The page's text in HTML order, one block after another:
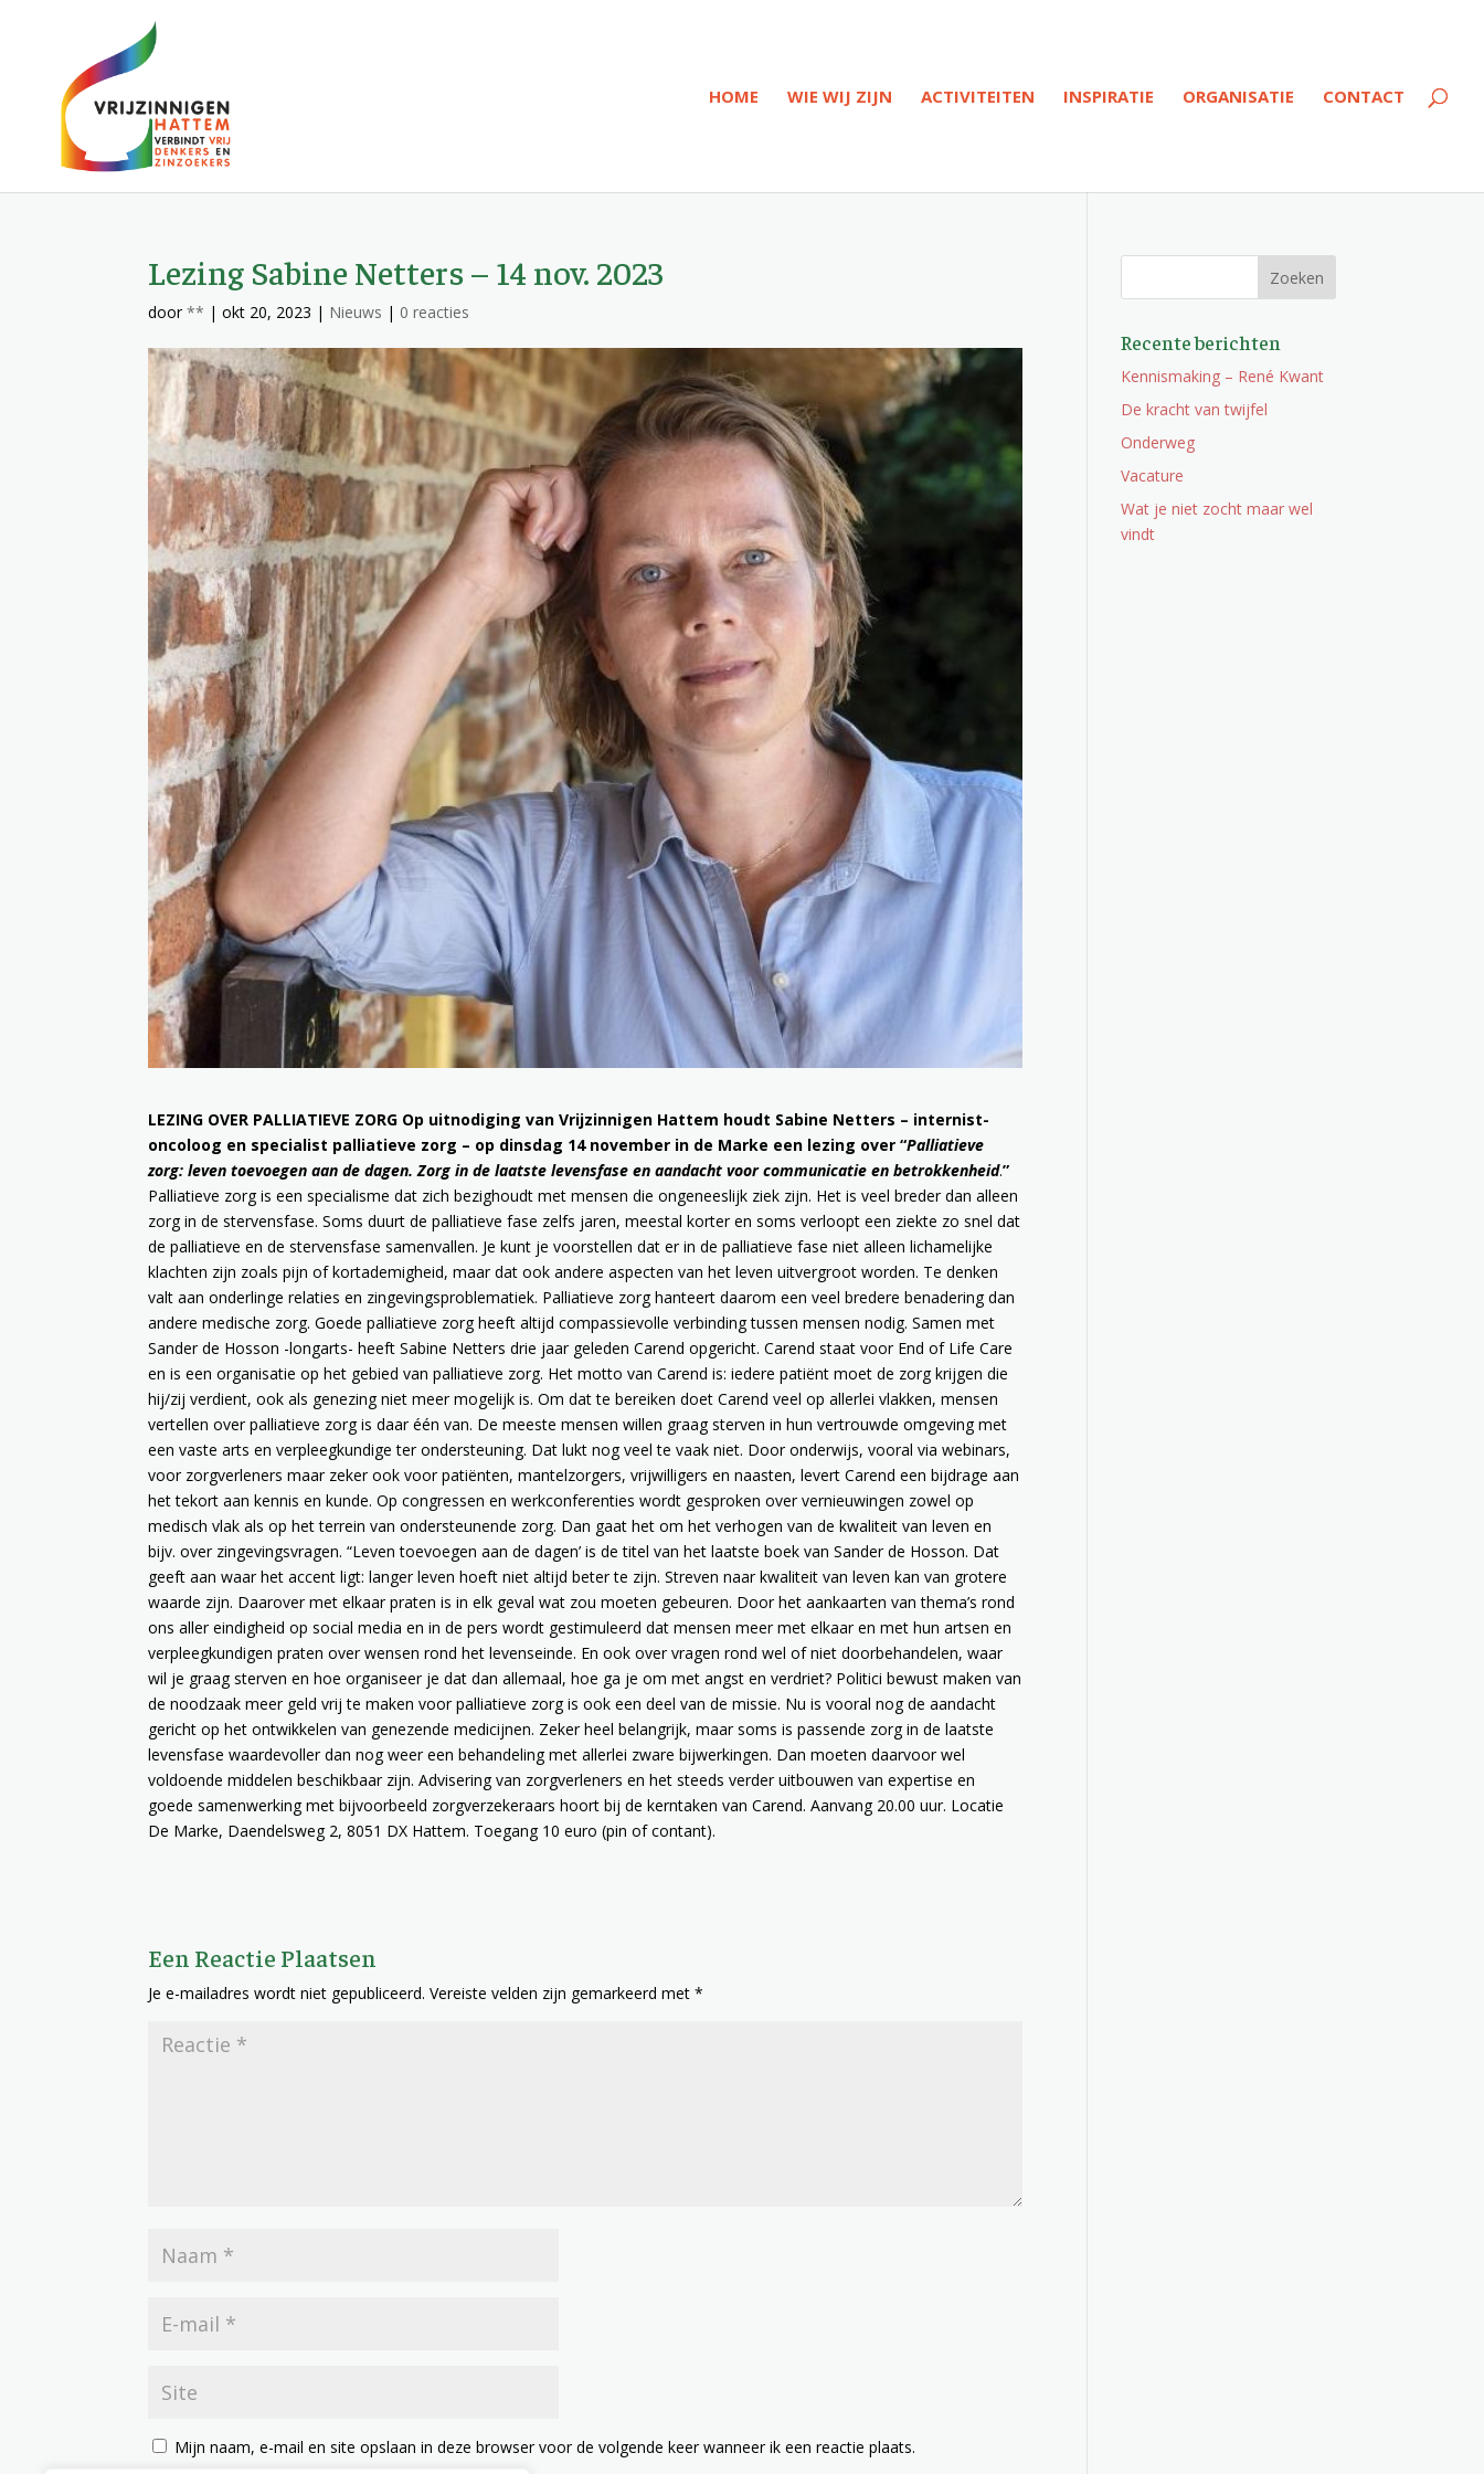
HOME WIE WIJ ZIJN ACTIVITEITEN INSPIRATIE ORGANISATIE CONTACT
Lezing Sabine Netters – 14 nov. 2023
door** |okt 20, 2023 | Nieuws | 0 reacties
LEZING OVER PALLIATIEVE ZORG Op uitnodiging van Vrijzinnigen Hattem houdt Sabine Netters – internist-
oncoloog en specialist palliatieve zorg – op dinsdag 14 november in de Marke een lezing over “Palliatieve
zorg: leven toevoegen aan de dagen. Zorg in de laatste levensfase en aandacht voor communicatie en betrokkenheid.”
Palliatieve zorg is een specialisme dat zich bezighoudt met mensen die ongeneeslijk ziek zijn. Het is veel breder dan alleen
zorg in de stervensfase. Soms duurt de palliatieve fase zelfs jaren, meestal korter en soms verloopt een ziekte zo snel dat
de palliatieve en de stervensfase samenvallen. Je kunt je voorstellen dat er in de palliatieve fase niet alleen lichamelijke
klachten zijn zoals pijn of kortademigheid, maar dat ook andere aspecten van het leven uitvergroot worden. Te denken
valt aan onderlinge relaties en zingevingsproblematiek. Palliatieve zorg hanteert daarom een veel bredere benadering dan
andere medische zorg. Goede palliatieve zorg heeft altijd compassievolle verbinding tussen mensen nodig. Samen met
Sander de Hosson -longarts- heeft Sabine Netters drie jaar geleden Carend opgericht. Carend staat voor End of Life Care
en is een organisatie op het gebied van palliatieve zorg. Het motto van Carend is: iedere patiënt moet de zorg krijgen die
hij/zij verdient, ook als genezing niet meer mogelijk is. Om dat te bereiken doet Carend veel op allerlei vlakken, mensen
vertellen over palliatieve zorg is daar één van. De meeste mensen willen graag sterven in hun vertrouwde omgeving met
een vaste arts en verpleegkundige ter ondersteuning. Dat lukt nog veel te vaak niet. Door onderwijs, vooral via webinars,
voor zorgverleners maar zeker ook voor patiënten, mantelzorgers, vrijwilligers en naasten, levert Carend een bijdrage aan
het tekort aan kennis en kunde. Op congressen en werkconferenties wordt gesproken over vernieuwingen zowel op
medisch vlak als op het terrein van ondersteunende zorg. Dan gaat het om het verhogen van de kwaliteit van leven en
bijv. over zingevingsvragen. “Leven toevoegen aan de dagen’ is de titel van het laatste boek van Sander de Hosson. Dat
geeft aan waar het accent ligt: langer leven hoeft niet altijd beter te zijn. Streven naar kwaliteit van leven kan van grotere
waarde zijn. Daarover met elkaar praten is in elk geval wat zou moeten gebeuren. Door het aankaarten van thema’s rond
ons aller eindigheid op social media en in de pers wordt gestimuleerd dat mensen meer met elkaar en met hun artsen en
verpleegkundigen praten over wensen rond het levenseinde. En ook over vragen rond wel of niet doorbehandelen, waar
wil je graag sterven en hoe organiseer je dat dan allemaal, hoe ga je om met angst en verdriet? Politici bewust maken van
de noodzaak meer geld vrij te maken voor palliatieve zorg is ook een deel van de missie. Nu is vooral nog de aandacht
gericht op het ontwikkelen van genezende medicijnen. Zeker heel belangrijk, maar soms is passende zorg in de laatste
levensfase waardevoller dan nog weer een behandeling met allerlei zware bijwerkingen. Dan moeten daarvoor wel
voldoende middelen beschikbaar zijn. Advisering van zorgverleners en het steeds verder uitbouwen van expertise en
goede samenwerking met bijvoorbeeld zorgverzekeraars hoort bij de kerntaken van Carend. Aanvang 20.00 uur. Locatie
De Marke, Daendelsweg 2, 8051 DX Hattem. Toegang 10 euro (pin of contant).
Een Reactie Plaatsen
Je e-mailadres wordt niet gepubliceerd. Vereiste velden zijn gemarkeerd met*
Mijn naam, e-mail en site opslaan in deze browser voor de volgende keer wanneer ik een reactie plaats.
Recente berichten
Kennismaking – René Kwant
De kracht van twijfel
Onderweg
Vacature
Wat je niet zocht maar wel
vindt